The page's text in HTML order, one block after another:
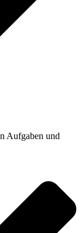
Aufgaben und